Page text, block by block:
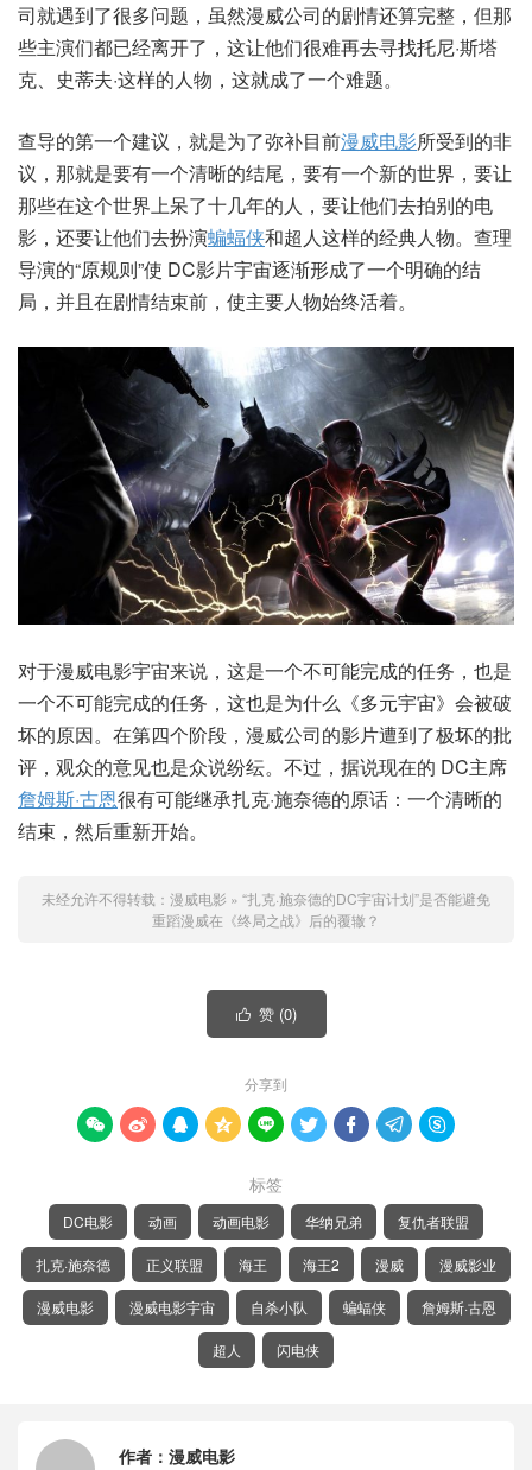
司就遇到了很多问题，虽然漫威公司的剧情还算完整，但那
些主演们都已经离开了，这让他们很难再去寻找托尼·斯塔
克、史蒂夫·这样的人物，这就成了一个难题。
查导的第一个建议，就是为了弥补目前漫威电影所受到的非
议，那就是要有一个清晰的结尾，要有一个新的世界，要让
那些在这个世界上呆了十几年的人，要让他们去拍别的电
影，还要让他们去扮演蝙蝠侠和超人这样的经典人物。查理
导演的“原规则”使 DC影片宇宙逐渐形成了一个明确的结
局，并且在剧情结束前，使主要人物始终活着。
对于漫威电影宇宙来说，这是一个不可能完成的任务，也是
一个不可能完成的任务，这也是为什么《多元宇宙》会被破
坏的原因。在第四个阶段，漫威公司的影片遭到了极坏的批
评，观众的意见也是众说纷纭。不过，据说现在的 DC主席
詹姆斯·古恩很有可能继承扎克·施奈德的原话：一个清晰的
结束，然后重新开始。
未经允许不得转载： 漫威电影 » “扎克·施奈德的DC宇宙计划”是否能避免
重蹈漫威在《终局之战》后的覆辙？
 赞 (0)
分享到
        
标签
DC电影 动画 动画电影 华纳兄弟 复仇者联盟
扎克·施奈德 正义联盟 海王 海王2 漫威 漫威影业
漫威电影 漫威电影宇宙 自杀小队 蝙蝠侠 詹姆斯·古恩
超人 闪电侠
作者： 漫威电影